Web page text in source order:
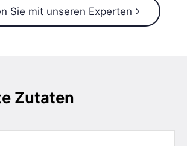
Sie mit unseren Experten
Zutaten